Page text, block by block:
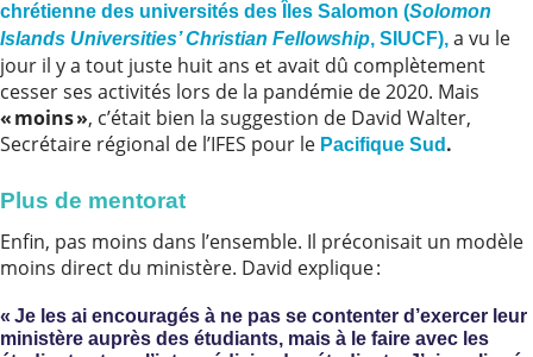
chrétienne des universités des Îles Salomon (Solomon
Islands Universities’ Christian Fellowship, SIUCF), a vu le
jour il y a tout juste huit ans et avait dû complètement
cesser ses activités lors de la pandémie de 2020. Mais
« moins », c’était bien la suggestion de David Walter,
Secrétaire régional de l’IFES pour le Pacifique Sud .
Plus de mentorat
Enfin, pas moins dans l’ensemble. Il préconisait un modèle
moins direct du ministère. David explique :
« Je les ai encouragés à ne pas se contenter d’exercer leur
ministère auprès des étudiants, mais à le faire avec les